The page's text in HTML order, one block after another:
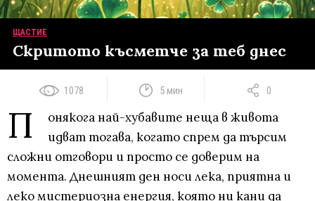
ЩАСТИЕ
Скритото късметче за теб днес
1078 5 мин 0
П
онякога най-хубавите неща в живота
идват тогава, когато спрем да търсим
сложни отговори и просто се доверим на
момента. Днешният ден носи лека, приятна и
леко мистериозна енергия, която ни кани да